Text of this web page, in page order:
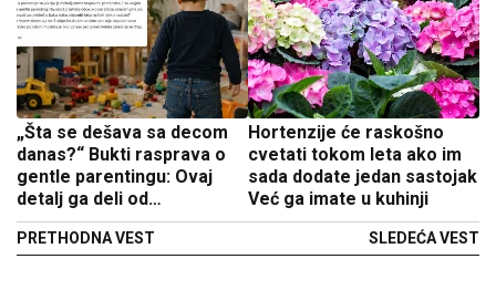
„Šta se dešava sa decom
danas?“ Bukti rasprava o
gentle parentingu: Ovaj
detalj ga deli od
zanemarivanja
PRETHODNA VEST
Hortenzije će raskošno
cvetati tokom leta ako im
sada dodate jedan sastojak
Već ga imate u kuhinji
SLEDEĆA VEST